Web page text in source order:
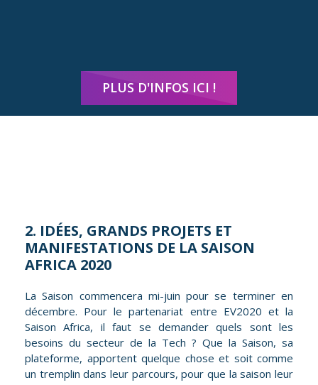
PLUS D'INFOS ICI !
2. IDÉES, GRANDS PROJETS ET
MANIFESTATIONS DE LA SAISON
AFRICA 2020
La Saison commencera mi-juin pour se terminer en
décembre. Pour le partenariat entre EV2020 et la
Saison Africa, il faut se demander quels sont les
besoins du secteur de la Tech ? Que la Saison, sa
plateforme, apportent quelque chose et soit comme
un tremplin dans leur parcours, pour que la saison leur